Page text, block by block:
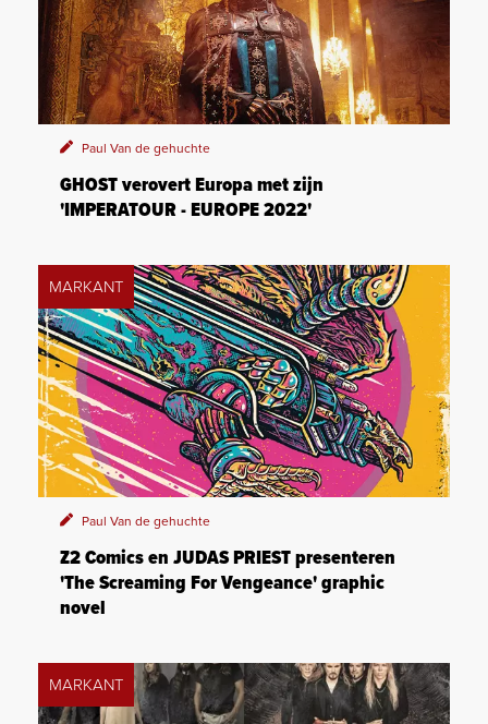
Paul Van de gehuchte
GHOST verovert Europa met zijn
'IMPERATOUR - EUROPE 2022'
MARKANT
Paul Van de gehuchte
Z2 Comics en JUDAS PRIEST presenteren
'The Screaming For Vengeance' graphic
novel
MARKANT